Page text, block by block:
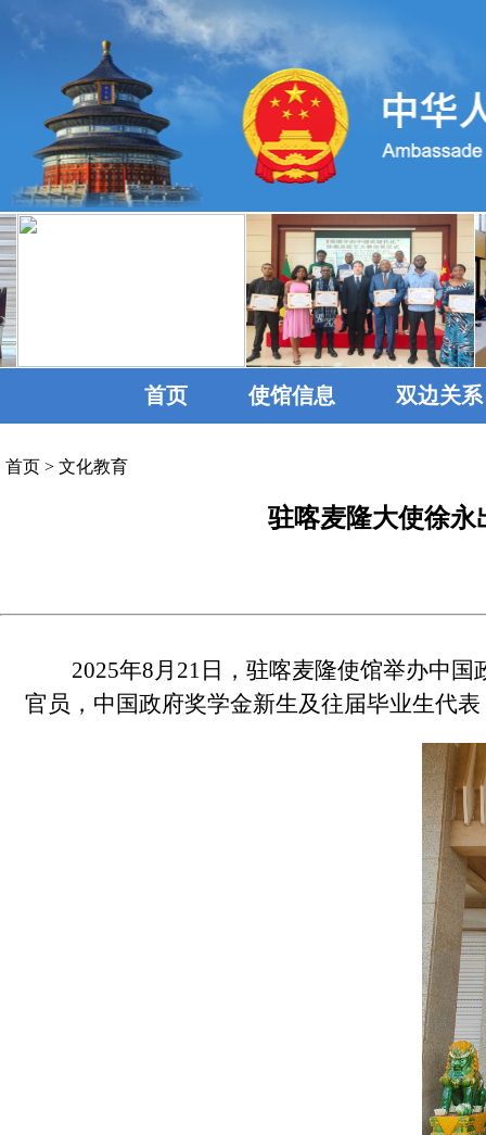
首页 使馆信息 双边关系
首页 > 文化教育
驻喀麦隆大使徐永
2025年8月 21 日，驻喀麦隆使馆举办中
官员，中国政府奖学金新生及往届毕业生代